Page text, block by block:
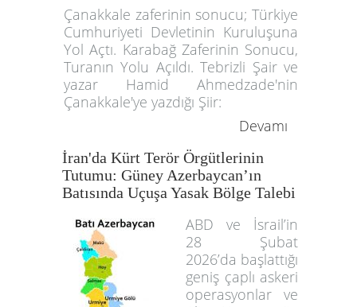
Çanakkale zaferinin sonucu; Türkiye
Cumhuriyeti Devletinin Kuruluşuna
Yol Açtı. Karabağ Zaferinin Sonucu,
Turanın Yolu Açıldı. Tebrizli Şair ve
yazar Hamid Ahmedzade'nin
Çanakkale'ye yazdığı Şiir:
Devamı
İran'da Kürt Terör Örgütlerinin
Tutumu: Güney Azerbaycan’ın
Batısında Uçuşa Yasak Bölge Talebi
ABD ve İsrail’in
28 Şubat
2026’da başlattığı
geniş çaplı askeri
operasyonlar ve